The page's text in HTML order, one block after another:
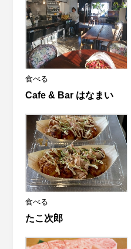
食べる
Cafe & Bar はなまい
食べる
たこ次郎